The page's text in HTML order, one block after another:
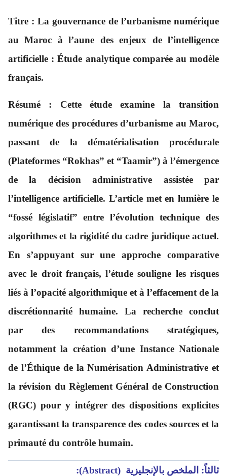
Titre : La gouvernance de l’urbanisme numérique
au Maroc à l’aune des enjeux de l’intelligence
artificielle : Étude analytique comparée au modèle
français.
Résumé : Cette étude examine la transition
numérique des procédures d’urbanisme au Maroc,
passant de la dématérialisation procédurale
(Plateformes “Rokhas” et “Taamir”) à l’émergence
de la décision administrative assistée par
l’intelligence artificielle. L’article met en lumière le
“fossé législatif” entre l’évolution technique des
algorithmes et la rigidité du cadre juridique actuel.
En s’appuyant sur une approche comparative
avec le droit français, l’étude souligne les risques
liés à l’opacité algorithmique et à l’effacement de la
discrétionnarité humaine. La recherche conclut
par des recommandations stratégiques,
notamment la création d’une Instance Nationale
de l’Éthique de la Numérisation Administrative et
la révision du Règlement Général de Construction
(RGC) pour y intégrer des dispositions explicites
garantissant la transparence des codes sources et la
primauté du contrôle humain.
ثالثاً: الملخص بالإنجليزية (Abstract):